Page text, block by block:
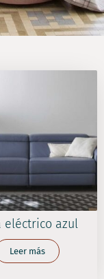
eléctrico azul
Leer más